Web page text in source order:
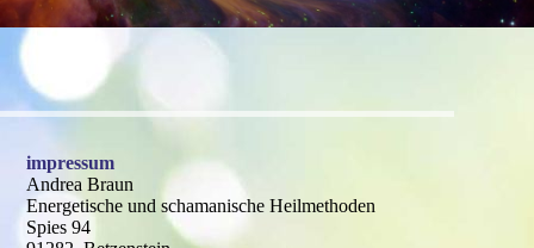
impressum
Andrea Braun
Energetische und schamanische Heilmethoden
Spies 94